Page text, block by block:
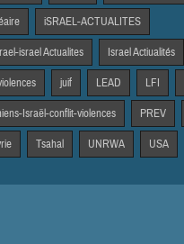
iSRAEL-ACTUALITES
israel Actualites Israel Actiualités
juif LEAD LFI
Israël-conflit-violences PREV
Tsahal UNRWA USA